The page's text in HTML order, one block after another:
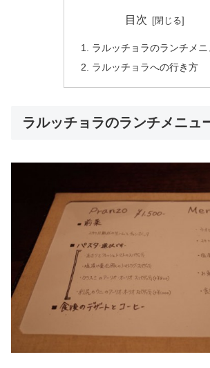
目次
ラルッチョラのランチメニ
ラルッチョラへの行き方
ラルッチョラのランチメニュ